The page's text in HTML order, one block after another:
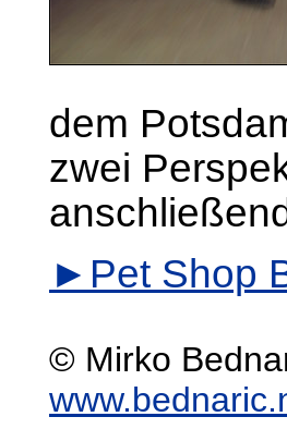
dem
zwei
Pet Shop
© Mirko